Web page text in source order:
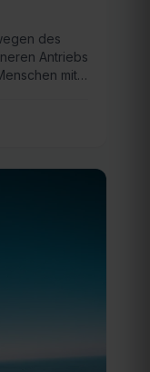
des
Antriebs
mit